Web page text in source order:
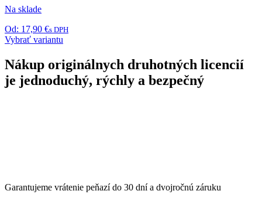
Na sklade
Od: 17,90 €s DPH
Vybrať variantu
má
viacero
variantov.
Nákup originálnych druhotných licencií
je jednoduchý, rýchly a bezpečný
Garantujeme vrátenie peňazí do 30 dní a dvojročnú záruku